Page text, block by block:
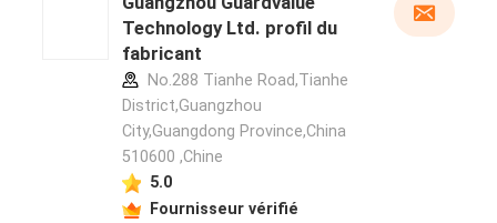
Technology Ltd. profil du
fabricant
No.288 Tianhe Road,Tianhe
District,Guangzhou
City,Guangdong Province,China
510600 ,Chine
5.0
Fournisseur vérifié